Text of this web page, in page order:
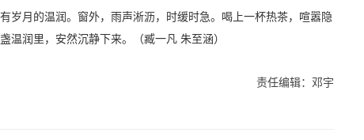
岁月的温润。窗外，雨声淅沥，时缓时急。喝上一杯热茶，喧嚣隐
温润里，安然沉静下来。（臧一凡 朱至涵）
责任编辑：邓宇